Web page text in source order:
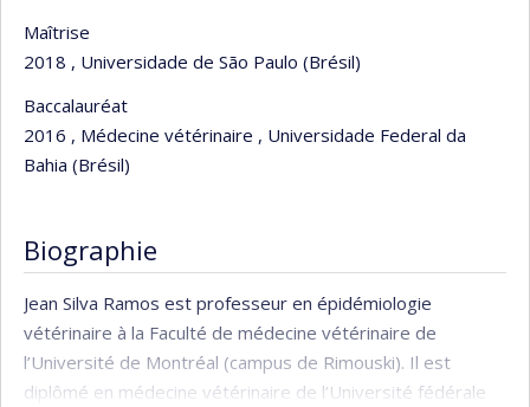
Maîtrise
2018 , Universidade de São Paulo (Brésil)
Baccalauréat
2016 , Médecine vétérinaire , Universidade Federal da
Bahia (Brésil)
Biographie
Jean Silva Ramos est professeur en épidémiologie
vétérinaire à la Faculté de médecine vétérinaire de
l’Université de Montréal (campus de Rimouski). Il est
diplômé en médecine vétérinaire de l’Université fédérale